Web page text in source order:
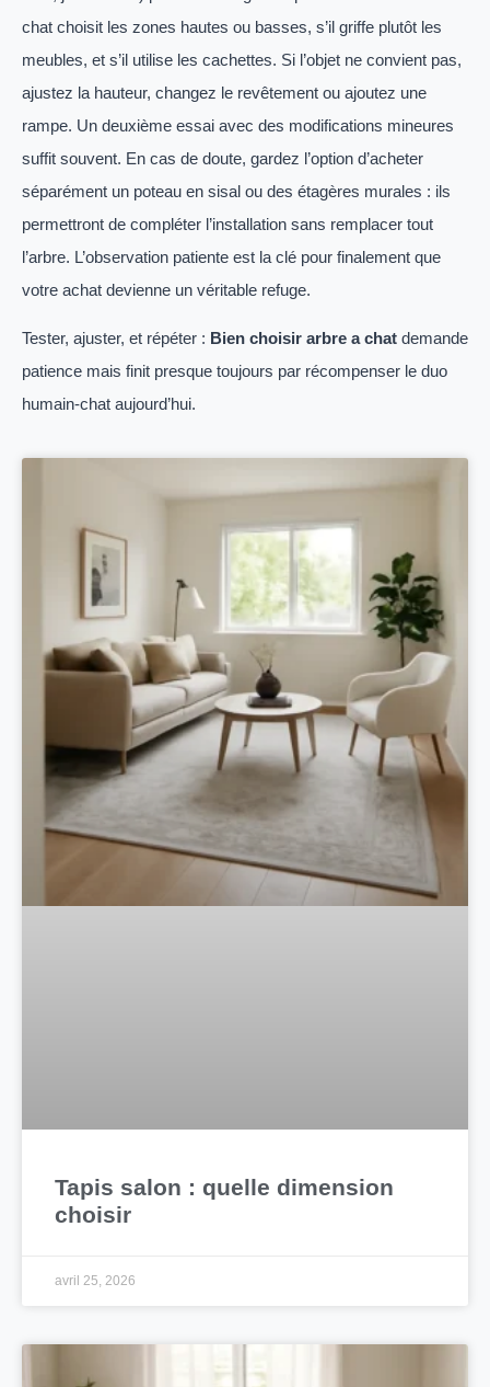
Tapis salon : quelle dimension
choisir
avril 25, 2026
chat choisit les zones hautes ou basses, s’il griffe plutôt les
meubles, et s’il utilise les cachettes. Si l’objet ne convient pas,
ajustez la hauteur, changez le revêtement ou ajoutez une
rampe. Un deuxième essai avec des modifications mineures
suffit souvent. En cas de doute, gardez l’option d’acheter
séparément un poteau en sisal ou des étagères murales : ils
permettront de compléter l’installation sans remplacer tout
l’arbre. L’observation patiente est la clé pour finalement que
votre achat devienne un véritable refuge.
Tester, ajuster, et répéter : Bien choisir arbre a chat demande
patience mais finit presque toujours par récompenser le duo
humain-chat aujourd’hui.